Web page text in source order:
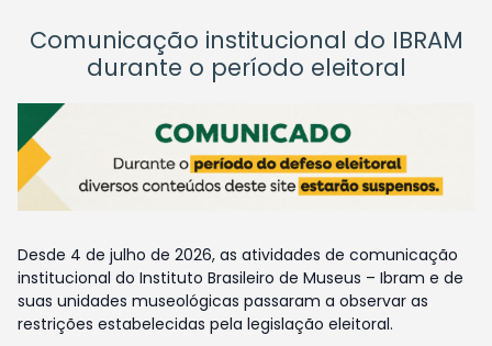
Comunicação institucional do IBRAM
durante o período eleitoral
Desde 4 de julho de 2026, as atividades de comunicação
institucional do Instituto Brasileiro de Museus – Ibram e de
suas unidades museológicas passaram a observar as
restrições estabelecidas pela legislação eleitoral.